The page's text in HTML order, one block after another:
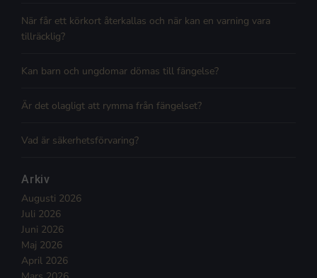
När får ett körkort återkallas och när kan en varning vara
tillräcklig?
Kan barn och ungdomar dömas till fängelse?
Är det olagligt att rymma från fängelset?
Vad är säkerhetsförvaring?
Arkiv
Augusti 2026
Juli 2026
Juni 2026
Maj 2026
April 2026